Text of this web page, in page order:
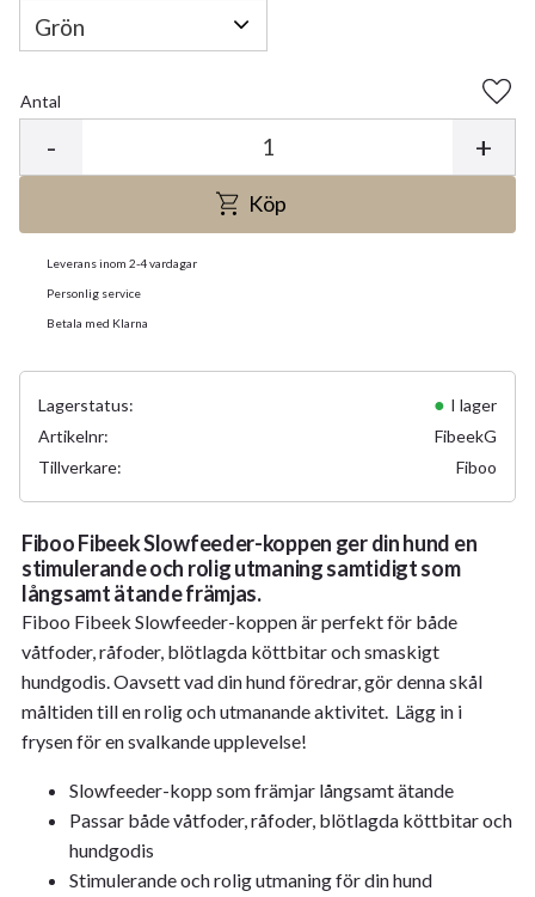
Antal
+
-
Köp
Leverans inom 2-4 vardagar
Personlig service
Betala med Klarna
Lagerstatus
I lager
Artikelnr
FibeekG
Tillverkare
Fiboo
Fiboo Fibeek Slowfeeder-koppen ger din hund en
stimulerande och rolig utmaning samtidigt som
långsamt ätande främjas.
Fiboo Fibeek Slowfeeder-koppen är perfekt för både
våtfoder, råfoder, blötlagda köttbitar och smaskigt
hundgodis. Oavsett vad din hund föredrar, gör denna skål
måltiden till en rolig och utmanande aktivitet. Lägg in i
frysen för en svalkande upplevelse!
Slowfeeder-kopp som främjar långsamt ätande
Passar både våtfoder, råfoder, blötlagda köttbitar och
hundgodis
Stimulerande och rolig utmaning för din hund